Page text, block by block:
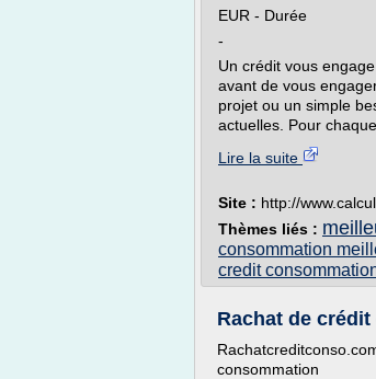
EUR - Durée
-
Un crédit vous
avant de vous
projet ou un simple
actuelles. Pour
Lire la suite
Site : http://
Thèmes liés :
consommation
credit
Rachat de
consommation